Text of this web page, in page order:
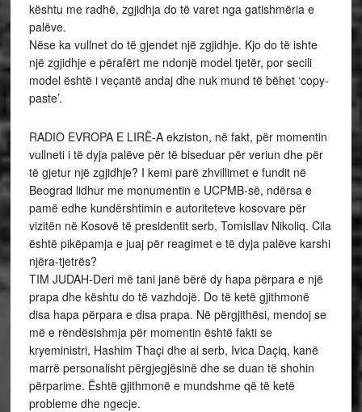
kështu me radhë, zgjidhja do të varet nga gatishmëria e
palëve.
Nëse ka vullnet do të gjendet një zgjidhje. Kjo do të ishte
një zgjidhje e përafërt me ndonjë model tjetër, por secili
model është i veçantë andaj dhe nuk mund të bëhet ‘copy-
paste’.
RADIO EVROPA E LIRË-A ekziston, në fakt, për momentin
vullneti i të dyja palëve për të biseduar për veriun dhe për
të gjetur një zgjidhje? I kemi parë zhvillimet e fundit në
Beograd lidhur me monumentin e UCPMB-së, ndërsa e
pamë edhe kundërshtimin e autoriteteve kosovare për
vizitën në Kosovë të presidentit serb, Tomisllav Nikoliq. Cila
është pikëpamja e juaj për reagimet e të dyja palëve karshi
njëra-tjetrës?
TIM JUDAH-Deri më tani janë bërë dy hapa përpara e një
prapa dhe kështu do të vazhdojë. Do të ketë gjithmonë
disa hapa përpara e disa prapa. Në përgjithësi, mendoj se
më e rëndësishmja për momentin është fakti se
kryeministri, Hashim Thaçi dhe ai serb, Ivica Daçiq, kanë
marrë personalisht përgjegjësinë dhe se duan të shohin
përparime. Është gjithmonë e mundshme që të ketë
probleme dhe ngecje.